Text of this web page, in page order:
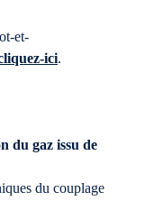
et-
ici.
du gaz issu de
du couplage